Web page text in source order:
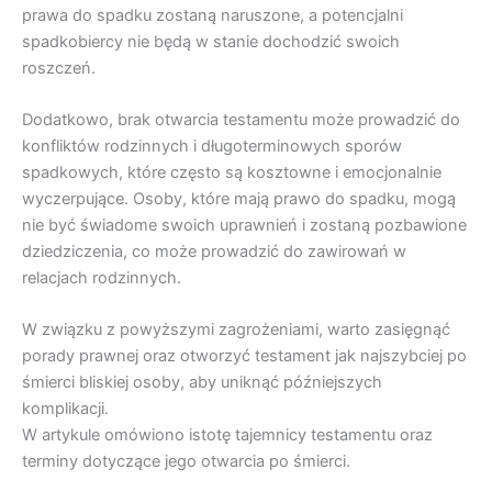
prawa do spadku zostaną naruszone, a potencjalni
spadkobiercy nie będą w stanie dochodzić swoich
roszczeń.
Dodatkowo, brak otwarcia testamentu może prowadzić do
konfliktów rodzinnych i długoterminowych sporów
spadkowych, które często są kosztowne i emocjonalnie
wyczerpujące. Osoby, które mają prawo do spadku, mogą
nie być świadome swoich uprawnień i zostaną pozbawione
dziedziczenia, co może prowadzić do zawirowań w
relacjach rodzinnych.
W związku z powyższymi zagrożeniami, warto zasięgnąć
porady prawnej oraz otworzyć testament jak najszybciej po
śmierci bliskiej osoby, aby uniknąć późniejszych
komplikacji.
W artykule omówiono istotę tajemnicy testamentu oraz
terminy dotyczące jego otwarcia po śmierci.